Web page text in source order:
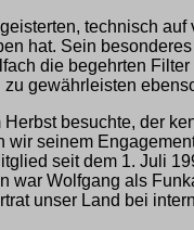
technisch
hat. Sein
die begehrten
gewährleisten
besuchte, der
wir seinem
seit dem 1. Juli
war Wolfgang als
unser Land bei